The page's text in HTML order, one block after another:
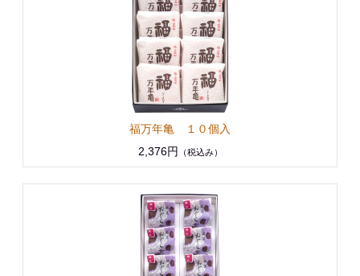
福万年亀 １０個入
2,376円
（税込み）